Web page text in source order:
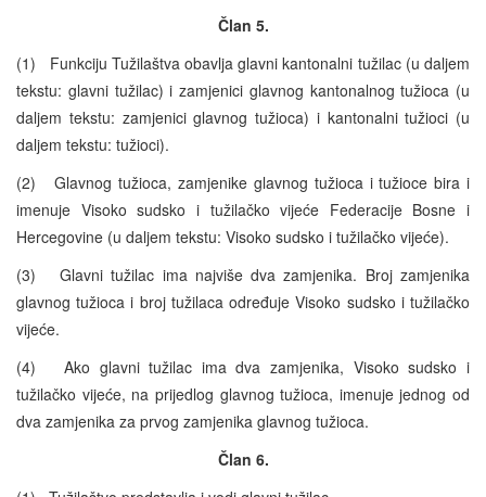
Član 5.
(1) Funkciju Tužilaštva obavlja glavni kantonalni tužilac (u daljem
tekstu: glavni tužilac) i zamjenici glavnog kantonalnog tužioca (u
daljem tekstu: zamjenici glavnog tužioca) i kantonalni tužioci (u
daljem tekstu: tužioci).
(2) Glavnog tužioca, zamjenike glavnog tužioca i tužioce bira i
imenuje Visoko sudsko i tužilačko vijeće Federacije Bosne i
Hercegovine (u daljem tekstu: Visoko sudsko i tužilačko vijeće).
(3) Glavni tužilac ima najviše dva zamjenika. Broj zamjenika
glavnog tužioca i broj tužilaca određuje Visoko sudsko i tužilačko
vijeće.
(4) Ako glavni tužilac ima dva zamjenika, Visoko sudsko i
tužilačko vijeće, na prijedlog glavnog tužioca, imenuje jednog od
dva zamjenika za prvog zamjenika glavnog tužioca.
Član 6.